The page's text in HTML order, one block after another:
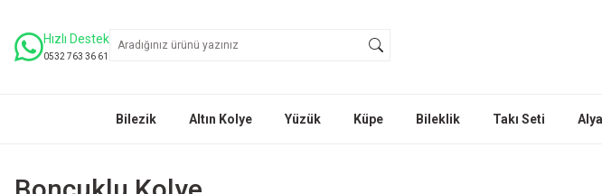
Hızlı Destek
0532 763 36 61
Bilezik Altın Kolye Yüzük Küpe Bileklik Takı Seti